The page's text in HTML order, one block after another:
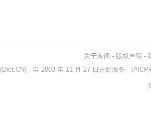
关于海词 - 版权声明 -
(Dict.CN) - 自 2003 年 11 月 27 日开始服务 沪ICP